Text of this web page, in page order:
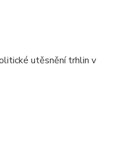
utěsnění trhlin v